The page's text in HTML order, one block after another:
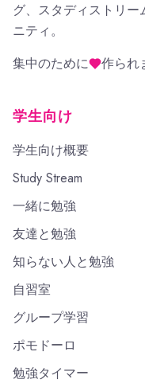
グ、スタディストリ
ニティ。
集中のために
作られ
学生向け
学生向け概要
Study Stream
一緒に勉強
友達と勉強
知らない人と勉強
自習室
グループ学習
ポモドーロ
勉強タイマー